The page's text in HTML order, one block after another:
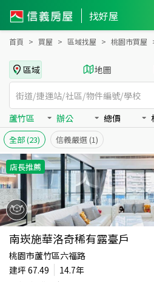
找好屋
桃園市蘆竹區買房：
首頁 買屋 區域找屋 桃園市買屋
區域 地圖
蘆竹區 辦公 總價
全部(23) 信義嚴選 (1)
店長推薦
南崁施華洛奇稀有露臺戶
桃園市蘆竹區六福路
建坪 67.49
14.7年